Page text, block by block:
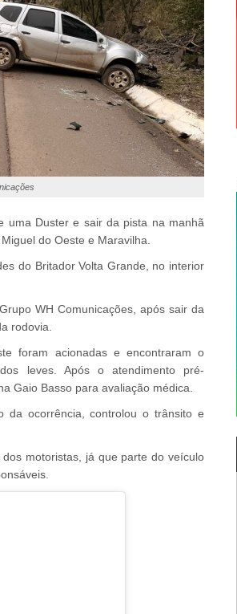
uma Duster e sair da pista na manhã
do Oeste e Maravilha.
do Britador Volta Grande, no interior
WH Comunicações, após sair da
rodovia.
foram acionadas e encontraram o
leves. Após o atendimento pré-
Gaio Basso para avaliação médica.
da ocorrência, controlou o trânsito e
motoristas, já que parte do veículo